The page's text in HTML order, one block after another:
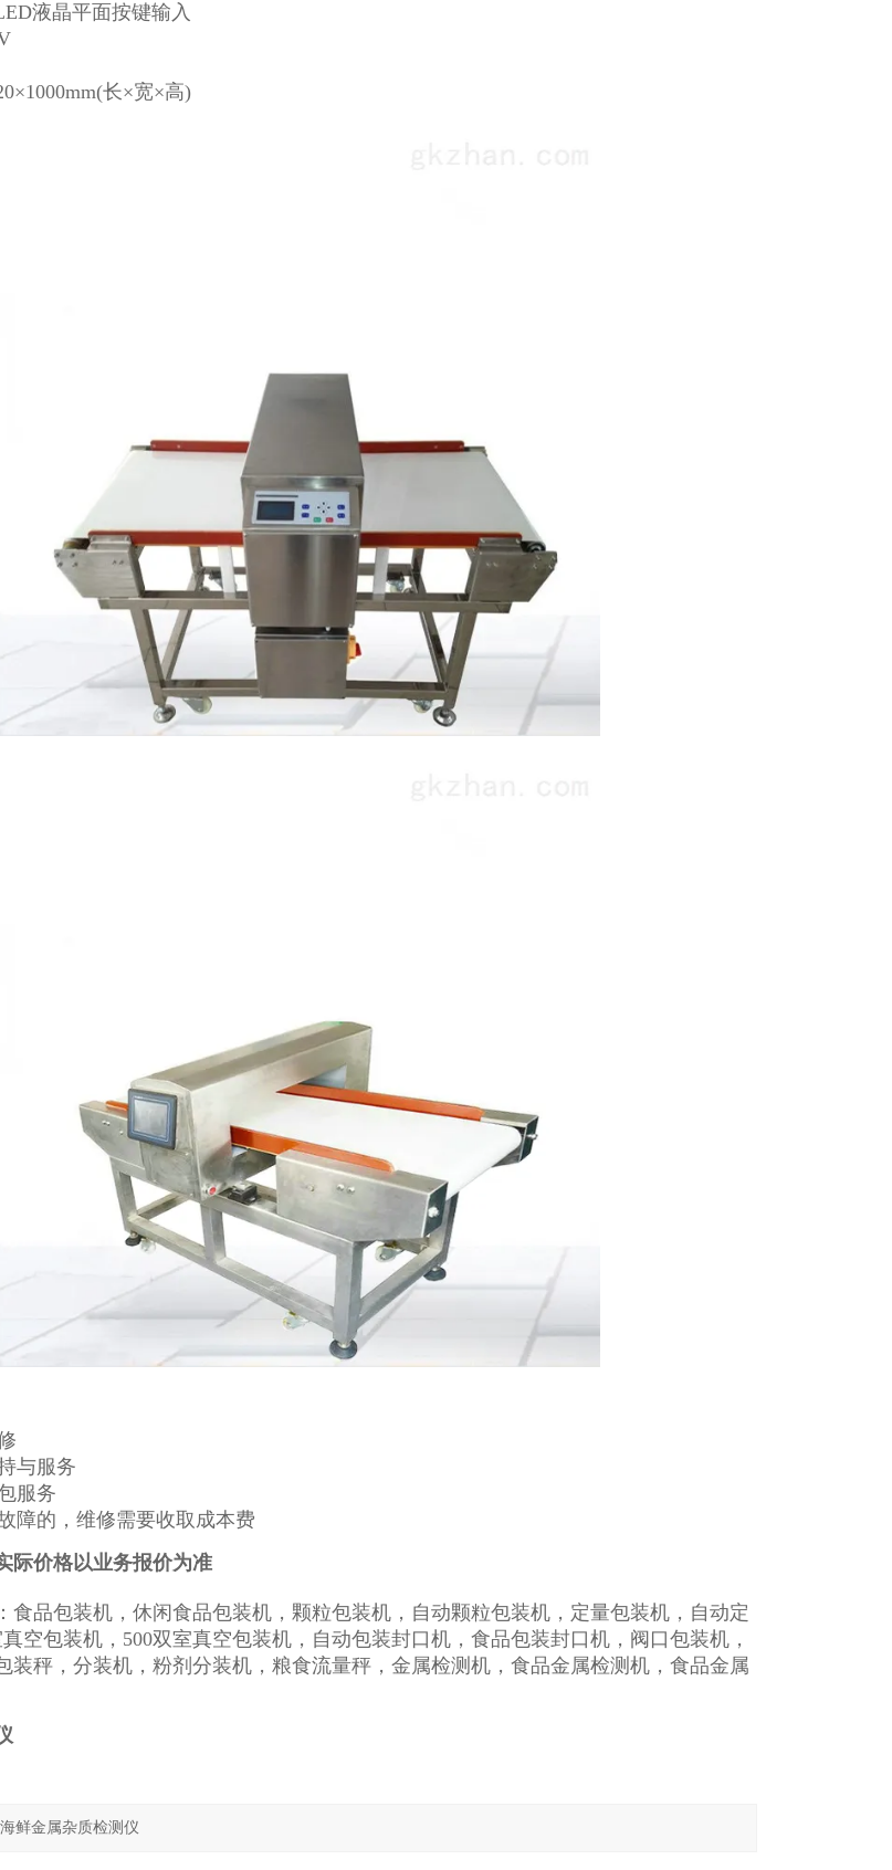
液晶平面按键输入
长×宽×高)
与服务
服务
障的，维修需要收取成本费
际价格以业务报价为准
食品包装机，休闲食品包装机，颗粒包装机，自动颗粒包装机，定量包装机，自动定
空包装机，500双室真空包装机，自动包装封口机，食品包装封口机，阀口包装机，
装秤，分装机，粉剂分装机，粮食流量秤，金属检测机，食品金属检测机，食品金属